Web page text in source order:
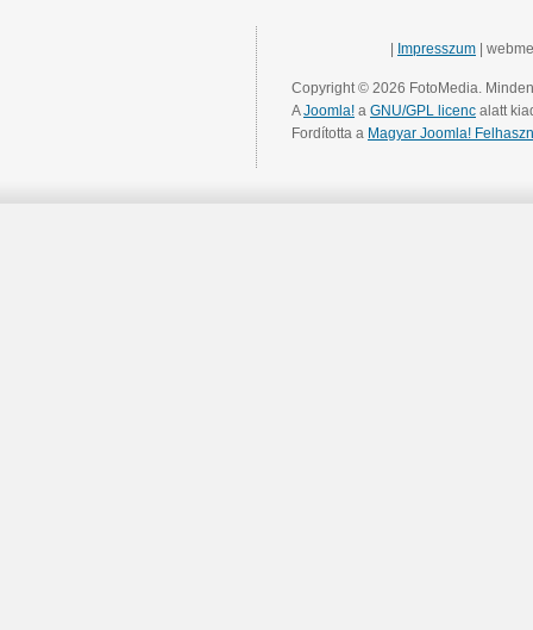
Impresszum |
Copyright © 2026 FotoMedia.
AJoomla! a GNU/GPL licenc alatt
Fordította a Magyar Joomla!